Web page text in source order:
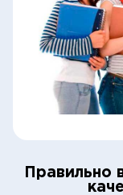
Правильно